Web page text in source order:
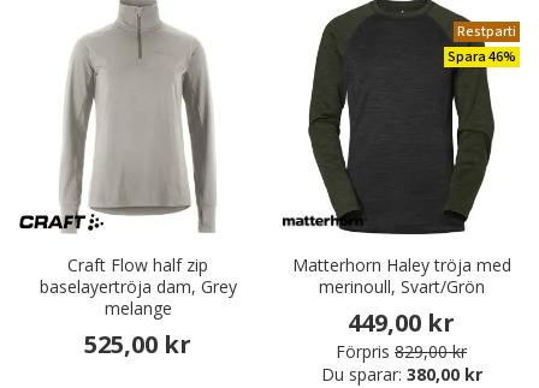
Craft Flow half zip
baselayertröja dam, Grey
melange
525,00 kr
Restparti
Spara 46%
Matterhorn Haley tröja med
merinoull, Svart/Grön
449,00 kr
Förpris 829,00 kr
Du sparar: 380,00 kr